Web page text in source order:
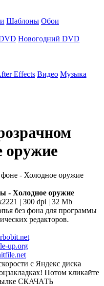
Шаблоны Обои
Новогодний DVD
Effects Видео Музыка
оружие
- Холодное оружие
| 300 dpi | 32 Mb
без фона для программы
редакторов.
up.org
с Яндекс диска
Потом кликайте
СКАЧАТЬ